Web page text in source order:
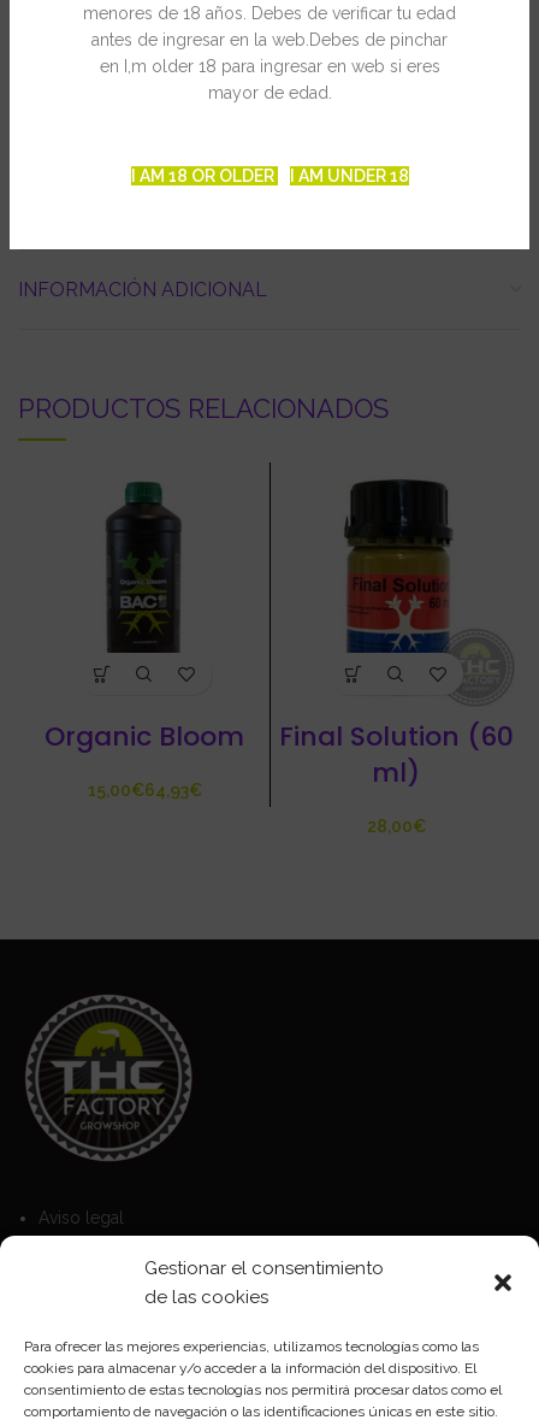
menores de 18 años. Debes de verificar tu edad
antes de ingresar en la web.Debes de pinchar
en I,m older 18 para ingresar en web si eres
mayor de edad.
I AM 18 OR OLDER I AM UNDER 18
Gestionar el consentimiento
de las cookies
Para ofrecer las mejores experiencias, utilizamos tecnologías como las
cookies para almacenar y/o acceder a la información del dispositivo. El
consentimiento de estas tecnologías nos permitirá procesar datos como el
comportamiento de navegación o las identificaciones únicas en este sitio.
– Resolución 0,1 pH
– Precisión ±0,1 pH a 25ºC
– Calibración manual
INFORMACIÓN ADICIONAL
PRODUCTOS RELACIONADOS
Organic Bloom
€ €
Final Solution (60
ml)
€
Aviso legal
Política de privacidad
Formas de pago